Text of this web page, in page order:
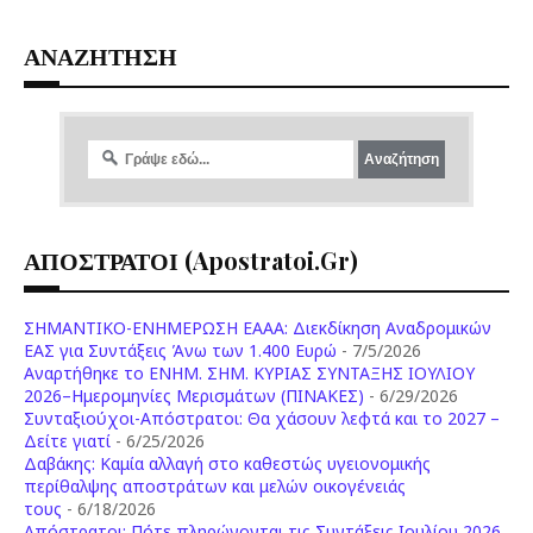
ΑΝΑΖΗΤΗΣΗ
ΑΠΟΣΤΡΑΤΟΙ (apostratoi.gr)
ΣΗΜΑΝΤΙΚΟ-ΕΝΗΜΕΡΩΣΗ ΕΑΑΑ: Διεκδίκηση Αναδρομικών
ΕΑΣ για Συντάξεις Άνω των 1.400 Ευρώ - 7/5/2026
Aναρτήθηκε το ENHM. ΣΗΜ. ΚΥΡΙΑΣ ΣΥΝΤΑΞΗΣ ΙΟΥΛΙΟΥ
2026–Ημερομηνίες Μερισμάτων (ΠΙΝΑΚΕΣ) - 6/29/2026
Συνταξιούχοι-Απόστρατοι: Θα χάσουν λεφτά και το 2027 –
Δείτε γιατί - 6/25/2026
Δαβάκης: Καμία αλλαγή στο καθεστώς υγειονομικής
περίθαλψης αποστράτων και μελών οικογένειάς
τους - 6/18/2026